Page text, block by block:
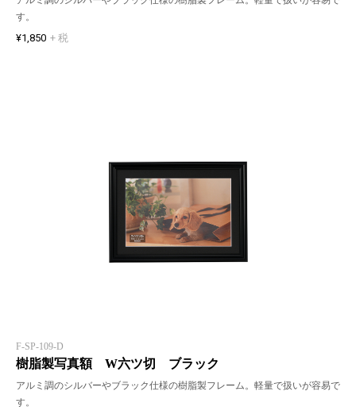
す。
¥1,850 + 税
F-SP-109-D
樹脂製写真額 W六ツ切 ブラック
アルミ調のシルバーやブラック仕様の樹脂製フレーム。軽量で扱いが容易で
す。